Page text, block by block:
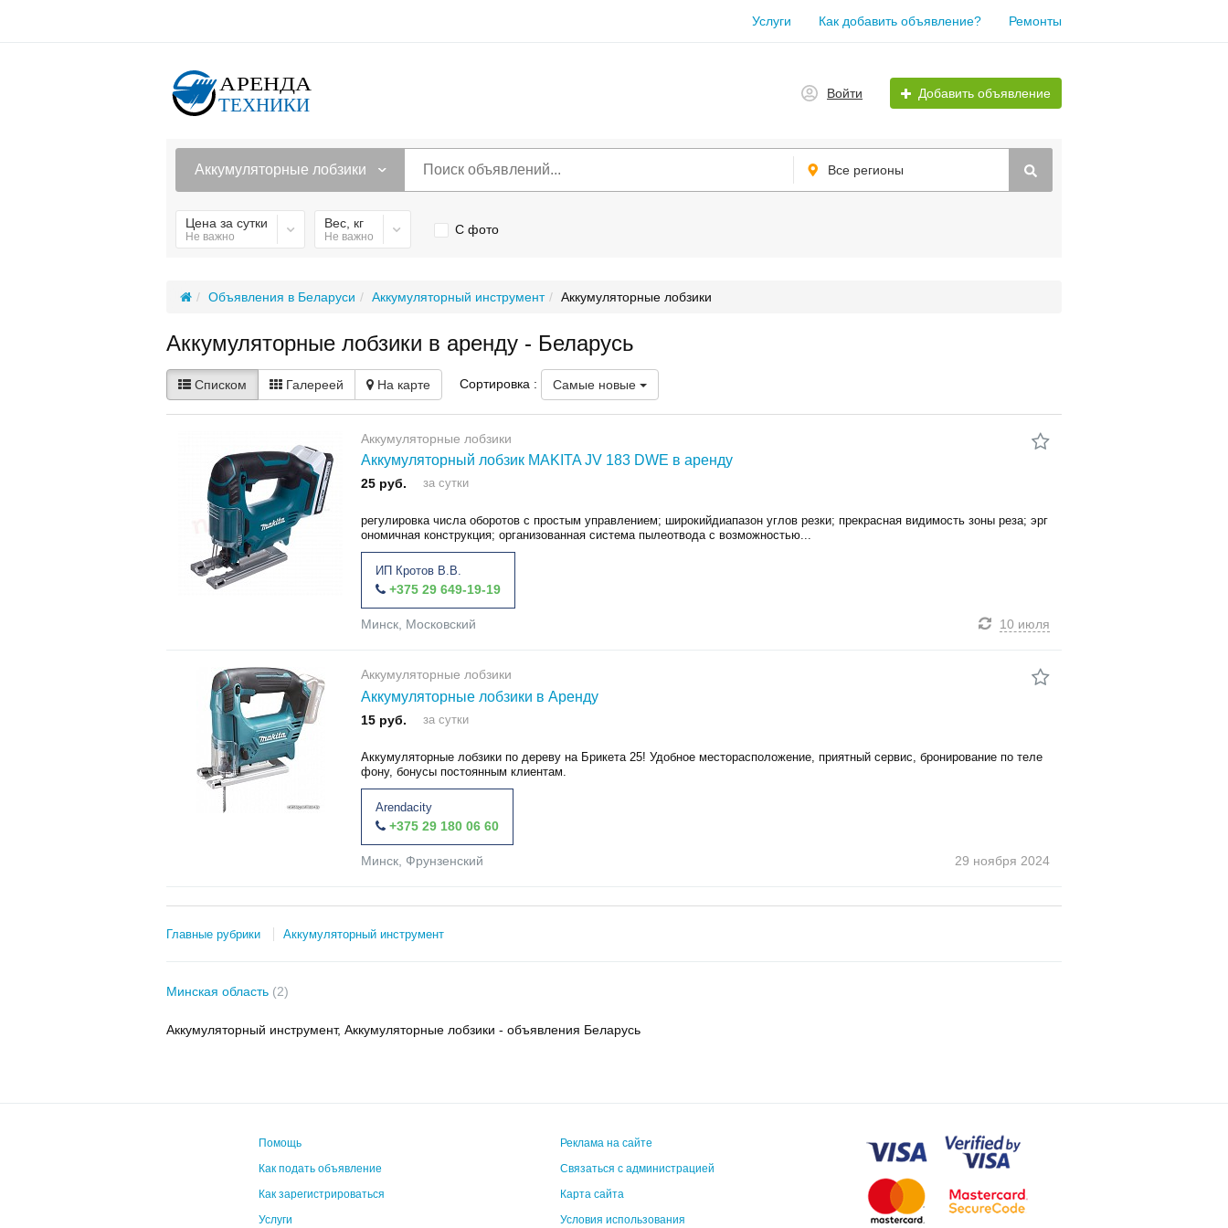
Услуги Как добавить объявление? Ремонты
Войти Добавить объявление
Аккумуляторные лобзики Все регионы
Цена за сутки
Не важно
Вес, кг
Не важно С фото
Объявления в Беларуси Аккумуляторный инструмент Аккумуляторные лобзики
Аккумуляторные лобзики в аренду - Беларусь
Списком Галереей На карте Сортировка : Самые новые
Аккумуляторные лобзики
Аккумуляторный лобзик MAKITA JV 183 DWE в аренду
25 руб. за сутки
регулировка числа оборотов с простым управлением; широкийдиапазон углов резки; прекрасная видимость зоны реза; эрг
ономичная конструкция; организованная система пылеотвода с возможностью...
ИП Кротов В.В.
+375 29 649-19-19
Минск, Московский 10 июля
Аккумуляторные лобзики
Аккумуляторные лобзики в Аренду
15 руб. за сутки
Аккумуляторные лобзики по дереву на Брикета 25! Удобное месторасположение, приятный сервис, бронирование по теле
фону, бонусы постоянным клиентам.
Arendacity
+375 29 180 06 60
Минск, Фрунзенский 29 ноября 2024
Главные рубрики Аккумуляторный инструмент
Минская область (2)
Аккумуляторный инструмент, Аккумуляторные лобзики - объявления Беларусь
Помощь
Как подать объявление
Как зарегистрироваться
Услуги
Реклама на сайте
Связаться с администрацией
Карта сайта
Условия использования